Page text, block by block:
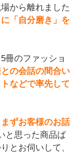
から離れました
「自分磨き」を
冊のファッショ
の会話の間合い
などで率先して
ずお客様のお話
と思った商品ば
とお伺いして、